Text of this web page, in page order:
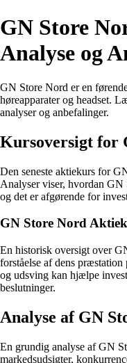
GN Store
Analyse og
GN Store Nord er en
høreapparater og headset.
analyser og anbefalinger.
Kursoversigt for
Den seneste aktiekurs for
Analyser viser, hvordan
og det er afgørende for
GN Store Nord
En historisk oversigt over
forståelse af dens
og udsving kan hjælpe
beslutninger.
Analyse af GN
En grundig analyse af GN
markedsudsigter,